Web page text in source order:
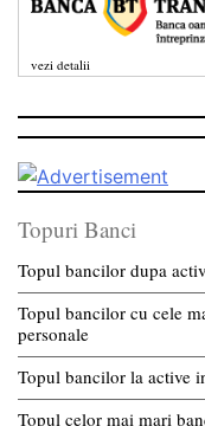
vezi detalii
Topuri Banci
Topul bancilor dupa
Topul bancilor cu cele
personale
Topul bancilor la active
Topul celor mai mari